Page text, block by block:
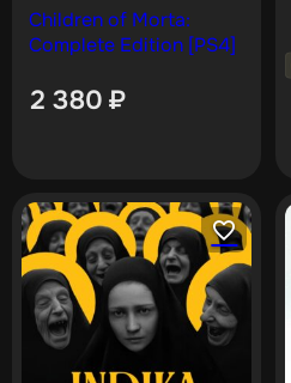
Children of Morta:
Complete Edition [PS4]
2 380 ₽